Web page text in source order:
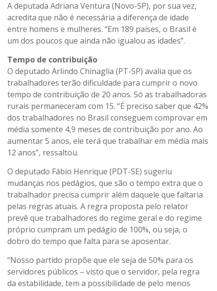
A deputada Adriana Ventura (Novo-SP), por sua vez,
acredita que não é necessária a diferença de idade
entre homens e mulheres. “Em 189 países, o Brasil é
um dos poucos que ainda não igualou as idades”.
Tempo de contribuição
O deputado Arlindo Chinaglia (PT-SP) avalia que os
trabalhadores terão dificuldade para cumprir o novo
tempo de contribuição de 20 anos. Só as trabalhadoras
rurais permaneceram com 15. “É preciso saber que 42%
dos trabalhadores no Brasil conseguem comprovar em
média somente 4,9 meses de contribuição por ano. Ao
aumentar 5 anos, ele terá que trabalhar em média mais
12 anos”, ressaltou.
O deputado Fábio Henrique (PDT-SE) sugeriu
mudanças nos pedágios, que são o tempo extra que o
trabalhador precisa cumprir além daquele que faltaria
pelas regras atuais. A regra proposta pelo relator
prevê que trabalhadores do regime geral e do regime
próprio cumpram um pedágio de 100%, ou seja, o
dobro do tempo que falta para se aposentar.
“Nosso partido propõe que ele seja de 50% para os
servidores públicos – visto que o servidor, pela regra
da estabilidade, tem a possibilidade de pelo menos